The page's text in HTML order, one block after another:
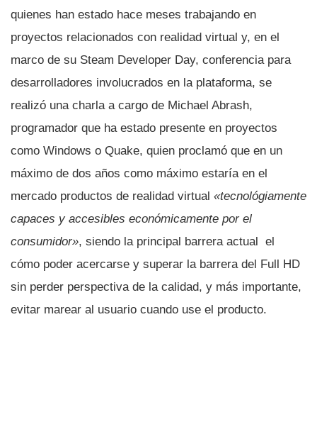
quienes han estado hace meses trabajando en
proyectos relacionados con realidad virtual y, en el
marco de su Steam Developer Day, conferencia para
desarrolladores involucrados en la plataforma, se
realizó una charla a cargo de Michael Abrash,
programador que ha estado presente en proyectos
como Windows o Quake, quien proclamó que en un
máximo de dos años como máximo estarí­a en el
mercado productos de realidad virtual «tecnológiamente
capaces y accesibles económicamente por el
consumidor», siendo la principal barrera actual el
cómo poder acercarse y superar la barrera del Full HD
sin perder perspectiva de la calidad, y más importante,
evitar marear al usuario cuando use el producto.